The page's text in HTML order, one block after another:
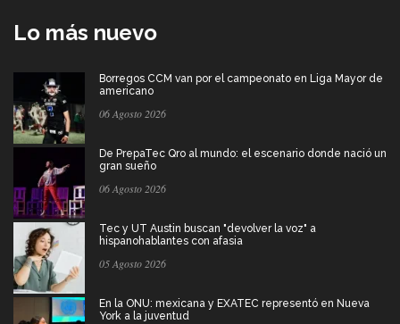
Lo más nuevo
Borregos CCM van por el campeonato en Liga Mayor de
americano
06 Agosto 2026
De PrepaTec Qro al mundo: el escenario donde nació un
gran sueño
06 Agosto 2026
Tec y UT Austin buscan "devolver la voz" a
hispanohablantes con afasia
05 Agosto 2026
En la ONU: mexicana y EXATEC representó en Nueva
York a la juventud